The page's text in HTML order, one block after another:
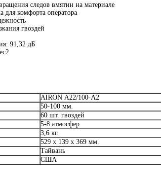
следов вмятин на материале
для комфорта оператора
гвоздей
91,32 дБ
AIRON A22/100-A2
50-100 мм.
60 шт. гвоздей
5-8 атмосфер
3,6 кг.
529 х 139 х 369 мм.
Тайвань
США